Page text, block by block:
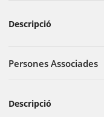
Descripció
Persones Associades
Descripció